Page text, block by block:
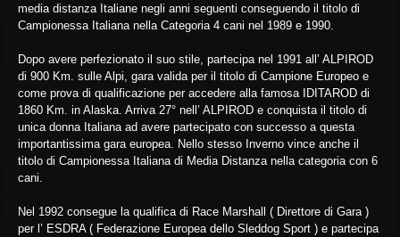
media distanza Italiane negli anni seguenti conseguendo il titolo di
Campionessa Italiana nella Categoria 4 cani nel 1989 e 1990.
Dopo avere perfezionato il suo stile, partecipa nel 1991 all’ ALPIROD
di 900 Km. sulle Alpi, gara valida per il titolo di Campione Europeo e
come prova di qualificazione per accedere alla famosa IDITAROD di
1860 Km. in Alaska. Arriva 27° nell’ ALPIROD e conquista il titolo di
unica donna Italiana ad avere partecipato con successo a questa
importantissima gara europea. Nello stesso Inverno vince anche il
titolo di Campionessa Italiana di Media Distanza nella categoria con 6
cani.
Nel 1992 consegue la qualifica di Race Marshall ( Direttore di Gara )
per l’ ESDRA ( Federazione Europea dello Sleddog Sport ) e partecipa